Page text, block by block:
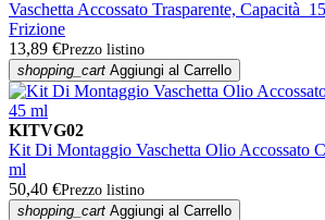
Vaschetta Accossato Trasparente, Capacità
Frizione
13,89 €Prezzo listino
shopping_cart Aggiungi al Carrello
KITVG02
Kit Di Montaggio Vaschetta Olio Accossato
ml
50,40 €Prezzo listino
shopping_cart Aggiungi al Carrello